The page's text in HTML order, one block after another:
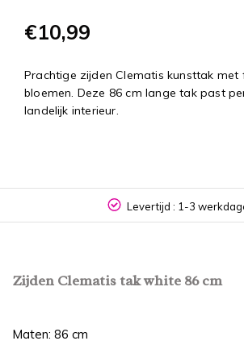
€10,99
Prachtige zijden Clematis kunsttak met
bloemen. Deze 86 cm lange tak past
landelijk interieur.
Levertijd : 1-3
Zijden Clematis tak white 86 cm
Maten: 86 cm